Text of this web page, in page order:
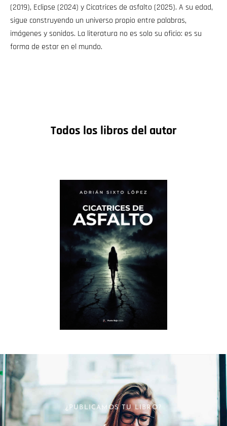
(2019), Eclipse (2024) y Cicatrices de asfalto (2025). A su edad,
sigue construyendo un universo propio entre palabras,
imágenes y sonidos. La literatura no es solo su oficio: es su
forma de estar en el mundo.
Todos los libros del autor
¿PUBLICAMOS TU LIBRO?